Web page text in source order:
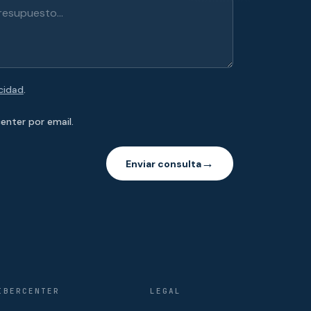
.
por email.
Enviar consulta→
LEGAL